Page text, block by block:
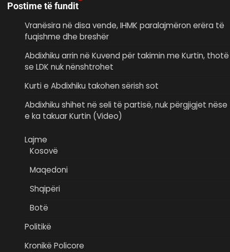
Postime të fundit
Vranësira në disa vende, IHMK paralajmëron erëra të
fuqishme dhe breshër
Abdixhiku arrin në Kuvend për takimin me Kurtin, thotë
se LDK nuk nënshtrohet
Kurti e Abdixhiku takohen sërish sot
Abdixhiku shihet në seli të partisë, nuk përgjigjet nëse
e ka takuar Kurtin (Video)
Lajme
Kosovë
Maqedoni
Shqipëri
Botë
Politikë
Kronikë Policore